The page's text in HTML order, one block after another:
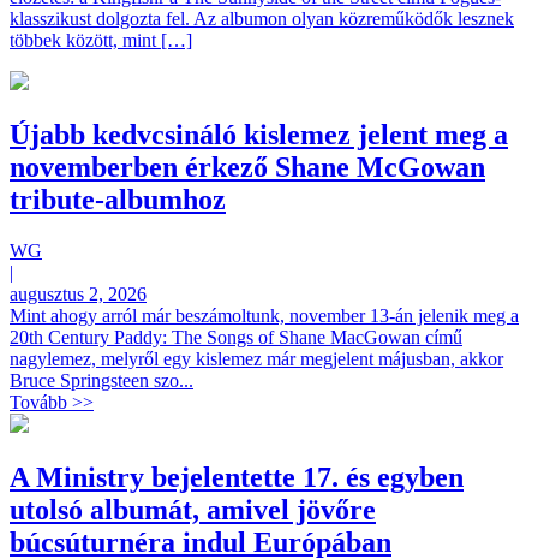
klasszikust dolgozta fel. Az albumon olyan közreműködők lesznek
többek között, mint […]
Újabb kedvcsináló kislemez jelent meg a
novemberben érkező Shane McGowan
tribute-albumhoz
WG
|
augusztus 2, 2026
Mint ahogy arról már beszámoltunk, november 13-án jelenik meg a
20th Century Paddy: The Songs of Shane MacGowan című
nagylemez, melyről egy kislemez már megjelent májusban, akkor
Bruce Springsteen szo...
Tovább >>
A Ministry bejelentette 17. és egyben
utolsó albumát, amivel jövőre
búcsúturnéra indul Európában